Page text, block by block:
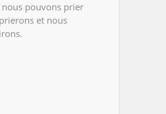
pouvons prier
et nous